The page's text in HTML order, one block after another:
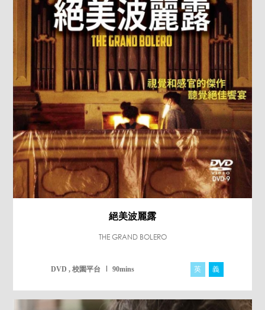
絕美波麗露
THE GRAND BOLERO
DVD , 校園平台 90mins 英 義